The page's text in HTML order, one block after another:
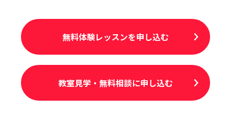
無料体験レッスンを申し込む
教室見学・無料相談に申し込む